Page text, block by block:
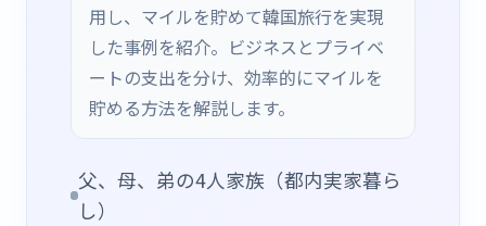
用し、マイルを貯めて韓国旅行を実現
した事例を紹介。ビジネスとプライベ
ートの支出を分け、効率的にマイルを
貯める方法を解説します。
父、母、弟の4人家族（都内実家暮ら
し）